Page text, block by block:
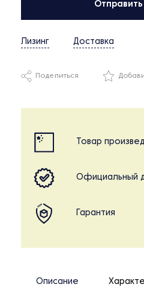
Отправить
Лизинг Доставка
Поделиться
Товар
Официальный
Гарантия
Описание